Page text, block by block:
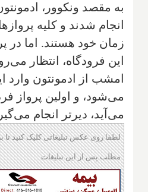
به مقصد ونکوور،
انجام شدند و کلیه
زمان خود هستند. اما در
این فرودگاه، انتظار
امشب از ادمونتون وارد
می‌شود، و اولین پرواز
می‌آید، دیرتر انجام
لطفا روی عکس تبلیغاتی کلیک کنید تا
مطلب پس از این تبلیغات